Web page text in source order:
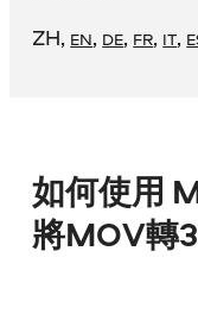
ZH, EN, DE, FR, IT,
如何使用
將MOV轉